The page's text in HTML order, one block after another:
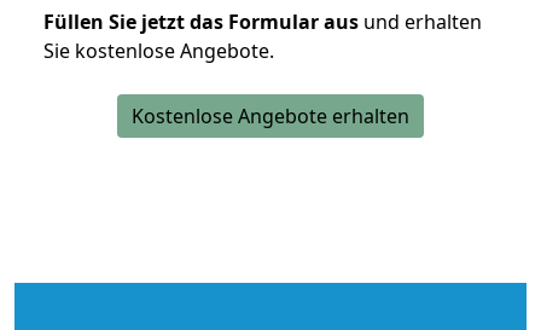
Füllen Sie jetzt das Formular aus und erhalten
Sie kostenlose Angebote.
Kostenlose Angebote erhalten